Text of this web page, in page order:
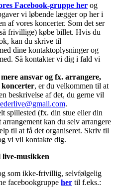
Facebook-gruppe her og
vi løbende lægger op her i
af vores koncerter. Som det ser
frivillige) købe billet. Hvis du
kan du skrive til
dine kontaktoplysninger og
Så kontakter vi dig i fald vi
mere ansvar og fx. arrangere,
koncerter, er du velkommen til at
beskrivelse af det, du gerne vil
@gmail.com.
spillested (fx. din stue eller din
kan du selv arrangere
til at få det organiseret. Skriv til
vi vil kontakte dig.
musikken
som ikke-frivillig, selvfølgelig
facebookgruppe her til f.eks.: